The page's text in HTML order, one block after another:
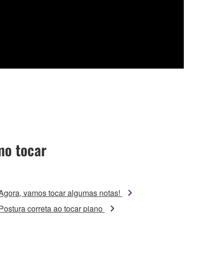
tocar
vamos tocar algumas notas!
correta ao tocar piano